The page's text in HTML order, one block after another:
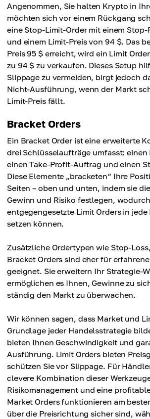
Angenommen, Sie halten Krypto in
möchten sich vor einem Rückgang
eine Stop-Limit-Order mit einem Stop-
und einem Limit-Preis von 94 $. Das
Preis 95 $ erreicht, wird ein Limit
zu 94 $ zu verkaufen. Dieses Setup
Slippage zu vermeiden, birgt jedoch
Nicht-Ausführung, wenn der Markt
Limit-Preis fällt.
Bracket Orders
Ein Bracket Order ist eine erweiterte
drei Schlüsselaufträge umfasst:
einen Take-Profit-Auftrag und einen
Diese Elemente „bracketen“ Ihre
Seiten – oben und unten, indem sie
Gewinn und Risiko festlegen,
entgegengesetzte Limit Orders in
setzen können.
Zusätzliche Ordertypen wie Stop-
Bracket Orders sind eher für
geeignet. Sie erweitern Ihr Strategie-
ermöglichen es Ihnen, Gewinne zu
ständig den Markt zu überwachen.
Wir können sagen, dass Market und
Grundlage jeder Handelsstrategie
bieten Ihnen Geschwindigkeit und
Ausführung. Limit Orders bieten
schützen Sie vor Slippage. Für
clevere Kombination dieser
Risikomanagement und eine
Market Orders funktionieren am
über die Preisrichtung sicher sind,